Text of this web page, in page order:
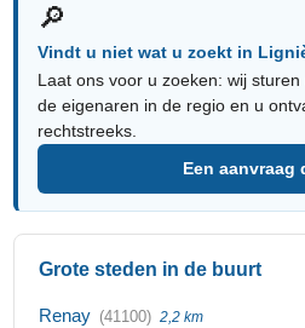
🔎
Vindt u niet wat u zoekt in
Laat ons voor u zoeken: wij
de eigenaren in de regio en u
rechtstreeks.
Een aanvraag
Grote steden in de buurt
Renay (41100) 2,2 km